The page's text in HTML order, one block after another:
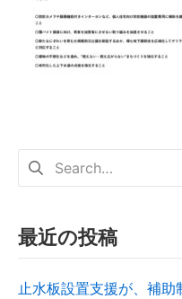
最近の投稿
止水板設置支援が、補助